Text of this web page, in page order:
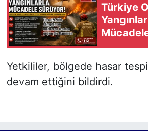
Türkiye
Birçok
Yetkililer, bölgede hasar tespit
devam ettiğini bildirdi.